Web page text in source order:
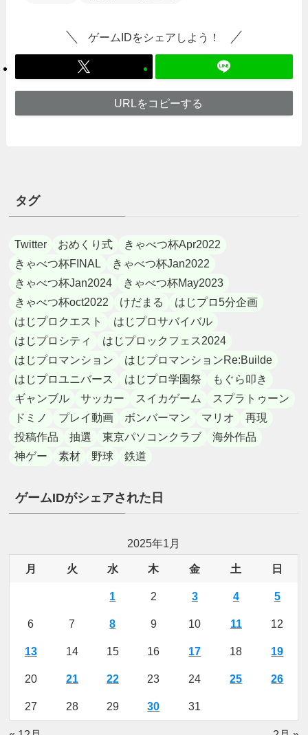
ゲームIDをシェアしよう！
URLをコピーする
タグ
Twitter おめくり式
きゃべつ杯Apr2022
きゃべつ杯FINAL
きゃべつ杯Jan2022
きゃべつ杯Jan2024
きゃべつ杯May2023
きゃべつ杯oct2022
けだまる
はじプロ5分企画
はじプロクエスト
はじプロサバイバル
はじプロシティ
はじプロックフェス2024
はじプロマンション
はじプロマンションRe:Builde
はじプロユニバース
はじプロ学園祭
もぐら叩き
ギャンブル
サッカー スイカゲーム
スプラトゥーン
ドミノ
プレイ動画 ボンバーマン マリオ
再現
投稿作品
抽選 東京パソコンクラブ
海外作品
神ゲー
素材 野球 鉄道
ゲームIDがシェアされた日
2025年1月
月 火 水 木 金 土 日
1 2 3 4 5
6 7 8 9 10 11 12
13 14 15 16 17 18 19
20 21 22 23 24 25 26
27 28 29 30 31